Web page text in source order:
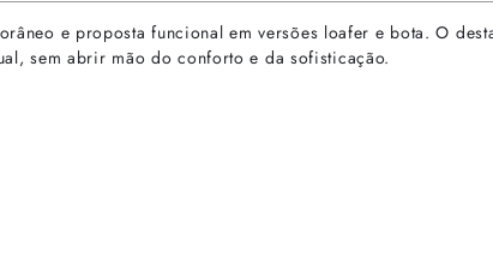
e proposta funcional em versões loafer e bota. O
sem abrir mão do conforto e da sofisticação.